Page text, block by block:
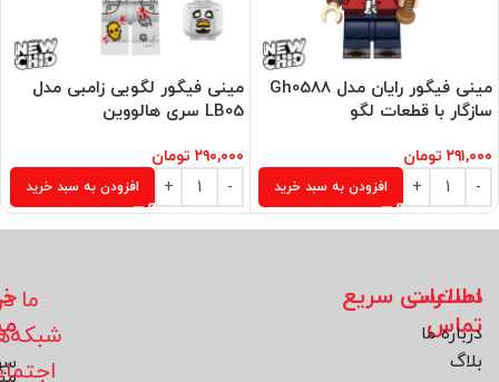
مینی فیگور رایان مدل Gh0588
سازگار با قطعات لگو
۲۹۱,۰۰۰ تومان
افزودن به سبد خرید
مینی فیگور لگویی زامبی مدل
LB05 سری هالووین
۲۹۰,۰۰۰ تومان
افزودن به سبد خرید
اطلاعات
تماس
دسترسی سریع
درباره ما
بلاگ
ما